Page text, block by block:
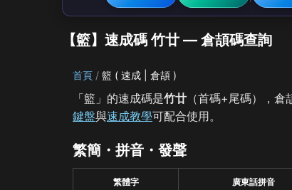
【籃】速成碼 竹廿 — 倉頡碼查詢
首頁 籃 ( 速成 | 倉頡 )
「籃」的速成碼是竹廿 （首碼+尾碼），
鍵盤與速成教學可配合使用。
繁簡・拼音・發聲
繁體字 廣東話拼音